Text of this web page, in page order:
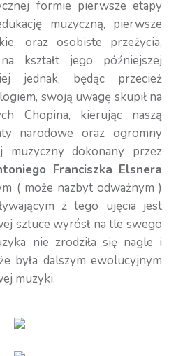
formie pierwsze etapy
muzyczną, pierwsze
oraz osobiste przeżycia,
kształt jego późniejszej
jednak, będąc przecież
swoją uwagę skupił na
Chopina, kierując naszą
narodowe oraz ogromny
dokonany przez
Franciszka Elsnera
( może nazbyt odważnym )
z tego ujęcia jest
sztuce wyrósł na tle swego
nie zrodziła się nagle i
była dalszym ewolucyjnym
muzyki.